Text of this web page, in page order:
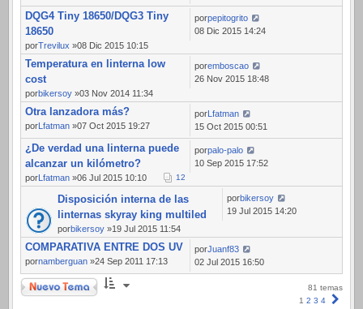
DQG4 Tiny 18650/DQG3 Tiny
18650
porTrevilux »08 Dic 2015 10:15
porpepitogrito
08 Dic 2015 14:24
Temperatura en linterna low
cost
porbikersoy »03 Nov 2014 11:34
poremboscao
26 Nov 2015 18:48
Otra lanzadora más?
porLfatman »07 Oct 2015 19:27
porLfatman
15 Oct 2015 00:51
¿De verdad una linterna puede
alcanzar un kilómetro?
porLfatman »06 Jul 2015 10:10 12
porpalo-palo
10 Sep 2015 17:52
Disposición interna de las
linternas skyray king multiled
porbikersoy »19 Jul 2015 11:54
porbikersoy
19 Jul 2015 14:20
COMPARATIVA ENTRE DOS UV
pornamberguan »24 Sep 2011 17:13
porJuanf83
02 Jul 2015 16:50
Nuevo Tema
81 temas
1 2 3 4